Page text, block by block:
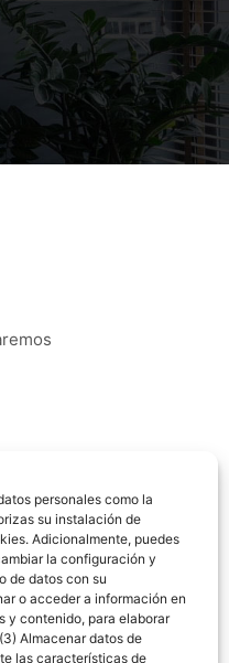
personales como la
su instalación de
Adicionalmente, puedes
la configuración y
de datos con su
o acceder a información en
y contenido, para elaborar
Almacenar datos de
las características de